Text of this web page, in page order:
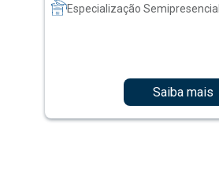
Especialização Semipresencial
Saiba mais